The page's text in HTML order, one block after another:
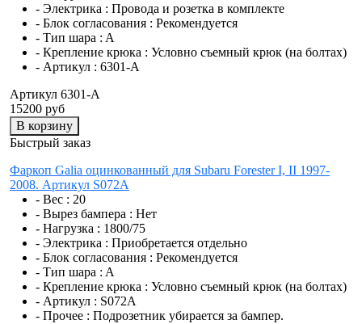
- Электрика : Провода и розетка в комплекте
- Блок согласования : Рекомендуется
- Тип шара : A
- Крепление крюка : Условно съемный крюк (на болтах)
- Артикул : 6301-A
Артикул 6301-A
15200 руб
В корзину
Быстрый заказ
Фаркоп Galia оцинкованный для Subaru Forester I, II 1997-
2008. Артикул S072A
- Вес : 20
- Вырез бампера : Нет
- Нагрузка : 1800/75
- Электрика : Приобретается отдельно
- Блок согласования : Рекомендуется
- Тип шара : A
- Крепление крюка : Условно съемный крюк (на болтах)
- Артикул : S072A
- Прочее : Подрозетник убирается за бампер.